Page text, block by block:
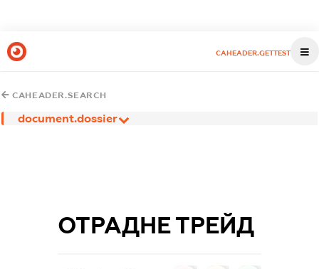
CAHEADER.GETTEST
CAHEADER.SEARCH
document.dossier
ОТРАДНЕ ТРЕЙД